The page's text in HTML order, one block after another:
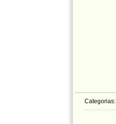
Categorias: